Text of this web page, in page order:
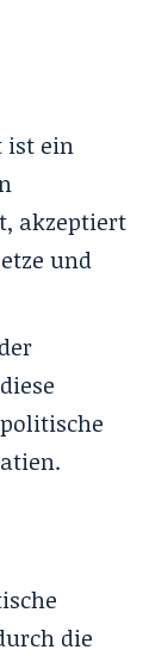
ist ein
akzeptiert
und
die